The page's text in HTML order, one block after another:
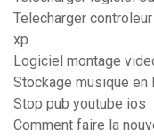
Telecharger
xp
Logiciel montage
Stockage musique en
Stop pub youtube ios
Comment faire la